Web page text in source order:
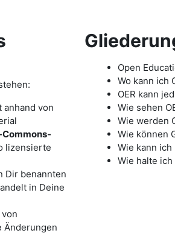
anhand von
lizensierte
Dir benannten
in Deine
Änderungen
Open
Wo kann ich
OER kann
Wie sehen
Wie werden
Wie können
Wie kann
Wie halte ich